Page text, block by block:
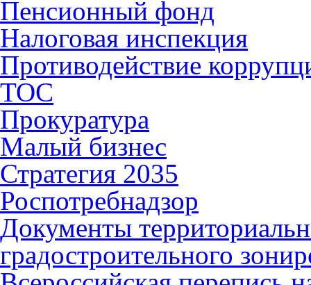
Пенсионный фонд
Налоговая инспекция
Противодействие
ТОС
Прокуратура
Малый бизнес
Стратегия 2035
Роспотребнадзор
Документы
градостроительного